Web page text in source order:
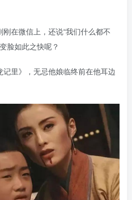
在微信上，还说“我们什么都不
脸如此之快呢？
里》，无忌他娘临终前在他耳边